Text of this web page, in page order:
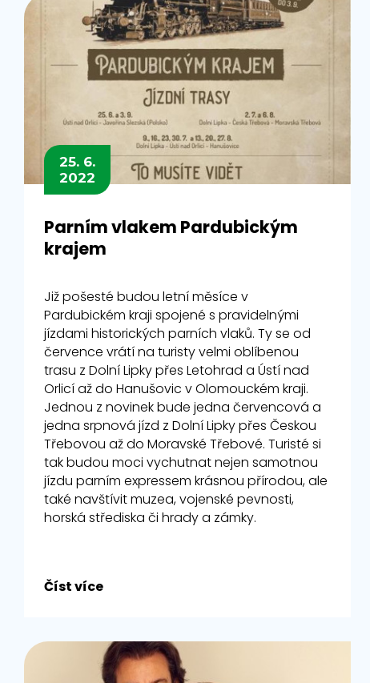
25. 6.
2022
Parním vlakem Pardubickým
krajem
Již pošesté budou letní měsíce v
Pardubickém kraji spojené s pravidelnými
jízdami historických parních vlaků. Ty se od
července vrátí na turisty velmi oblíbenou
trasu z Dolní Lipky přes Letohrad a Ústí nad
Orlicí až do Hanušovic v Olomouckém kraji.
Jednou z novinek bude jedna červencová a
jedna srpnová jízd z Dolní Lipky přes Českou
Třebovou až do Moravské Třebové. Turisté si
tak budou moci vychutnat nejen samotnou
jízdu parním expressem krásnou přírodou, ale
také navštívit muzea, vojenské pevnosti,
horská střediska či hrady a zámky.
Číst více